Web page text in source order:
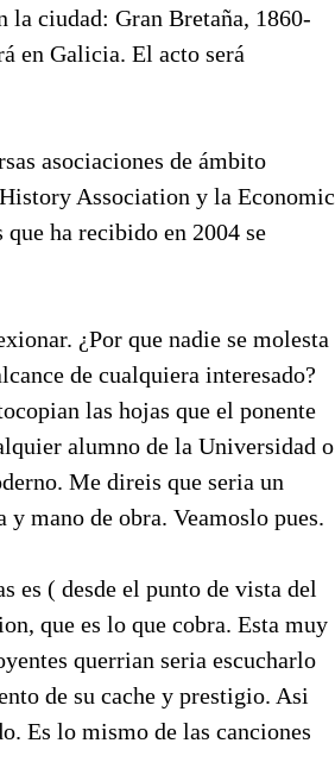
ciudad: Gran Bretaña, 1860-
en Galicia. El acto será
asociaciones de ámbito
Association y la Economic
ha recibido en 2004 se
¿Por que nadie se molesta
de cualquiera interesado?
las hojas que el ponente
alumno de la Universidad o
Me direis que seria un
y mano de obra. Veamoslo pues.
es ( desde el punto de vista del
que es lo que cobra. Esta muy
querrian seria escucharlo
de su cache y prestigio. Asi
Es lo mismo de las canciones